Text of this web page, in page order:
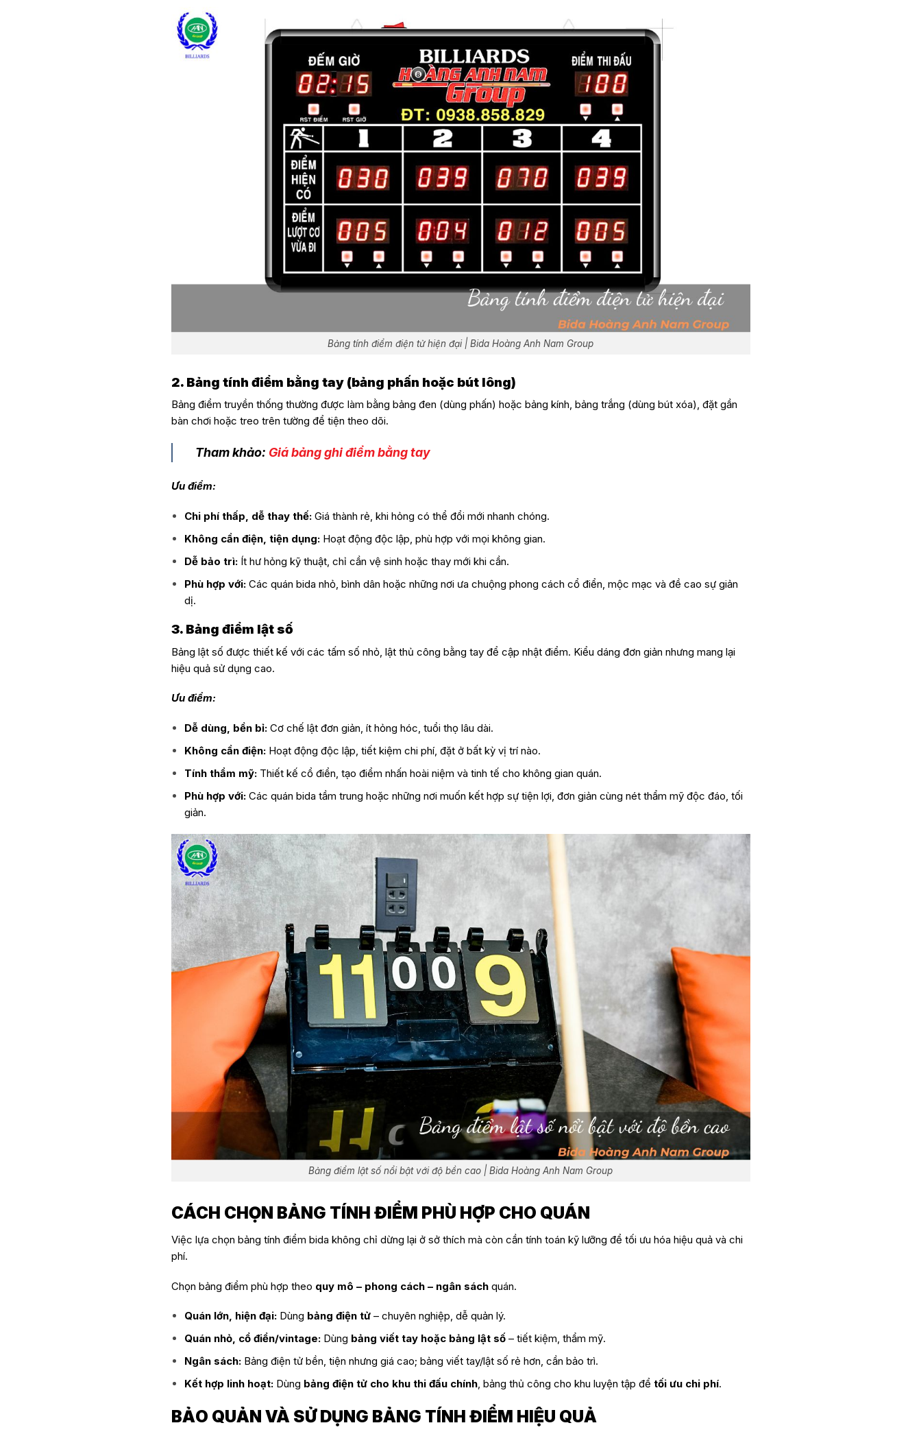
Bảng tính điểm điện tử hiện đại | Bida Hoàng Anh Nam Group
2. Bảng tính điểm bằng tay (bảng phấn hoặc bút lông)
Bảng điểm truyền thống thường được làm bằng bảng đen (dùng phấn) hoặc bảng kính, bảng trắng (dùng bút xóa), đặt gần
bàn chơi hoặc treo trên tường để tiện theo dõi.
Tham khảo: Giá bảng ghi điểm bằng tay
Ưu điểm:
Chi phí thấp, dễ thay thế: Giá thành rẻ, khi hỏng có thể đổi mới nhanh chóng.
Không cần điện, tiện dụng: Hoạt động độc lập, phù hợp với mọi không gian.
Dễ bảo trì: Ít hư hỏng kỹ thuật, chỉ cần vệ sinh hoặc thay mới khi cần.
Phù hợp với: Các quán bida nhỏ, bình dân hoặc những nơi ưa chuộng phong cách cổ điển, mộc mạc và đề cao sự giản
dị.
3. Bảng điểm lật số
Bảng lật số được thiết kế với các tấm số nhỏ, lật thủ công bằng tay để cập nhật điểm. Kiểu dáng đơn giản nhưng mang lại
hiệu quả sử dụng cao.
Ưu điểm:
Dễ dùng, bền bỉ: Cơ chế lật đơn giản, ít hỏng hóc, tuổi thọ lâu dài.
Không cần điện: Hoạt động độc lập, tiết kiệm chi phí, đặt ở bất kỳ vị trí nào.
Tính thẩm mỹ: Thiết kế cổ điển, tạo điểm nhấn hoài niệm và tinh tế cho không gian quán.
Phù hợp với: Các quán bida tầm trung hoặc những nơi muốn kết hợp sự tiện lợi, đơn giản cùng nét thẩm mỹ độc đáo, tối
giản.
Bảng điểm lật số nổi bật với độ bền cao | Bida Hoàng Anh Nam Group
CÁCH CHỌN BẢNG TÍNH ĐIỂM PHÙ HỢP CHO QUÁN
Việc lựa chọn bảng tính điểm bida không chỉ dừng lại ở sở thích mà còn cần tính toán kỹ lưỡng để tối ưu hóa hiệu quả và chi
phí.
Chọn bảng điểm phù hợp theo quy mô – phong cách – ngân sáchquán.
Quán lớn, hiện đại: Dùng bảng điện tử – chuyên nghiệp, dễ quản lý.
Quán nhỏ, cổ điển/vintage: Dùng bảng viết tay hoặc bảng lật số – tiết kiệm, thẩm mỹ.
Ngân sách: Bảng điện tử bền, tiện nhưng giá cao; bảng viết tay/lật số rẻ hơn, cần bảo trì.
Kết hợp linh hoạt: Dùng bảng điện tử cho khu thi đấu chính, bảng thủ công cho khu luyện tập để tối ưu chi phí.
BẢO QUẢN VÀ SỬ DỤNG BẢNG TÍNH ĐIỂM HIỆU QUẢ